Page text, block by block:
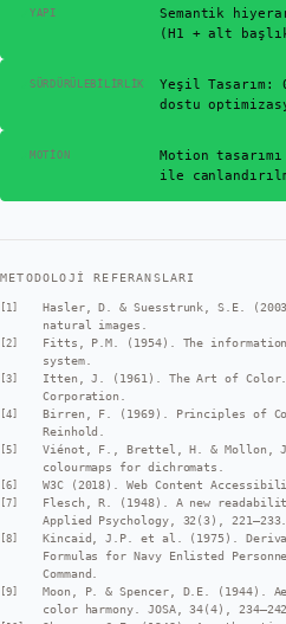
YAPI
Semantik
(H1 + alt
SÜRDÜRÜLEBILIRLIK
Yeşil Tasarım:
dostu
MOTION
Motion
ile
METODOLOJI REFERANSLARI
[ 1]
Hasler, D. & Suesstrunk, S.E.
natural images.
[2]
Fitts, P.M. (1954). The
system.
[3]
Itten, J. (1961). The Art of Color.
Corporation.
[4]
Birren, F. (1969). Principles of
Reinhold.
[5]
Viénot, F., Brettel, H. & Mollon,
colourmaps for dichromats.
[6] W3C (2018). Web Content
[7]
Flesch, R. (1948). A new
Applied Psychology, 32(3), 221–233.
[8]
Kincaid, J.P. et al. (1975).
Formulas for Navy Enlisted
Command.
[9]
Moon, P. & Spencer, D.E. (1944).
color harmony. JOSA, 34(4),